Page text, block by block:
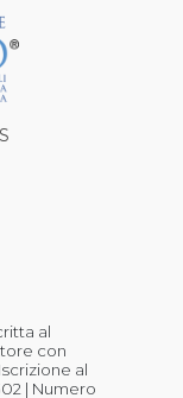
al
con
al
| Numero